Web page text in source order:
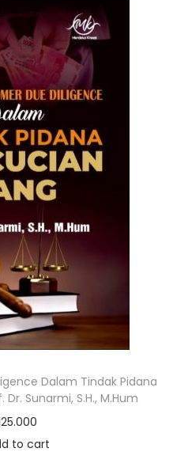
Dalam Tindak Pidana
Sunarmi, S.H., M.Hum
to cart